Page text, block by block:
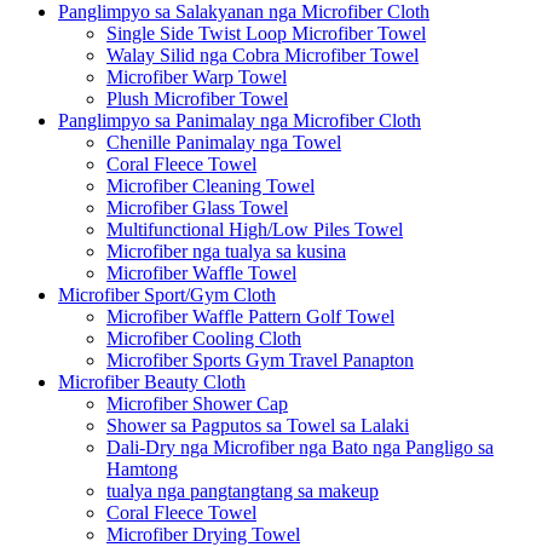
Panglimpyo sa Salakyanan nga Microfiber Cloth
Single Side Twist Loop Microfiber Towel
Walay Silid nga Cobra Microfiber Towel
Microfiber Warp Towel
Plush Microfiber Towel
Panglimpyo sa Panimalay nga Microfiber Cloth
Chenille Panimalay nga Towel
Coral Fleece Towel
Microfiber Cleaning Towel
Microfiber Glass Towel
Multifunctional High/Low Piles Towel
Microfiber nga tualya sa kusina
Microfiber Waffle Towel
Microfiber Sport/Gym Cloth
Microfiber Waffle Pattern Golf Towel
Microfiber Cooling Cloth
Microfiber Sports Gym Travel Panapton
Microfiber Beauty Cloth
Microfiber Shower Cap
Shower sa Pagputos sa Towel sa Lalaki
Dali-Dry nga Microfiber nga Bato nga Pangligo sa
Hamtong
tualya nga pangtangtang sa makeup
Coral Fleece Towel
Microfiber Drying Towel